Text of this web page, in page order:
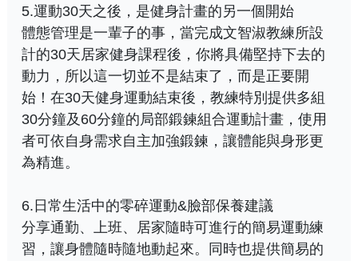
5.運動30天之後，是健身計畫的另一個開始
體態管理是一輩子的事，當完成文智淑教練所設
計的30天居家健身課程後，你將具備堅持下去的
動力，所以這一切並不是結束了，而是正要開
始！在30天健身運動結束後，教練特別提供多組
30分鐘及60分鐘的局部鍛鍊組合運動計畫，使用
者可依自身需求自主加強鍛鍊，讓體能與身形更
為精進。
6.日常生活中的零碎運動&臉部保養建議
分享通勤、上班、居家隨時可進行的簡易運動練
習，讓身體隨時隨地動起來。同時也提供簡易的